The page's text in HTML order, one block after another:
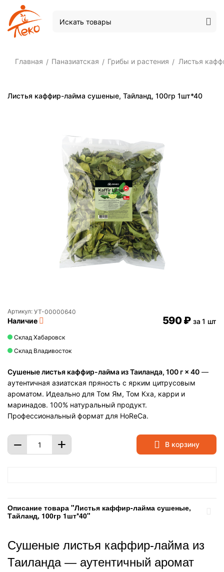
Главная / Паназиатская / Грибы и растения / Листья
Листья каффир-лайма сушеные, Тайланд, 100гр 1шт*40
Артикул: УТ-00000640
Наличие
Склад Хабаровск
Склад Владивосток
‍590‍₽ за 1 шт
Сушеные листья каффир-лайма из Таиланда, 100 г × 40 —
аутентичная азиатская пряность с ярким цитрусовым
ароматом. Идеально для Том Ям, Том Кха, карри и
маринадов. 100% натуральный продукт.
Профессиональный формат для HoReCa.
+
− В корзину
Описание товара "Листья каффир-лайма сушеные,
Тайланд, 100гр 1шт*40"
Сушеные листья каффир-лайма из
Таиланда — аутентичный аромат